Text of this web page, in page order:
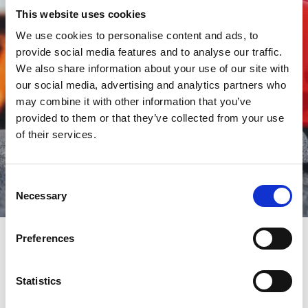
This website uses cookies
We use cookies to personalise content and ads, to
provide social media features and to analyse our traffic.
We also share information about your use of our site with
our social media, advertising and analytics partners who
may combine it with other information that you’ve
provided to them or that they’ve collected from your use
of their services.
Selection
Necessary
Preferences
Statistics
Actas hjälper er att identifiera de processer som